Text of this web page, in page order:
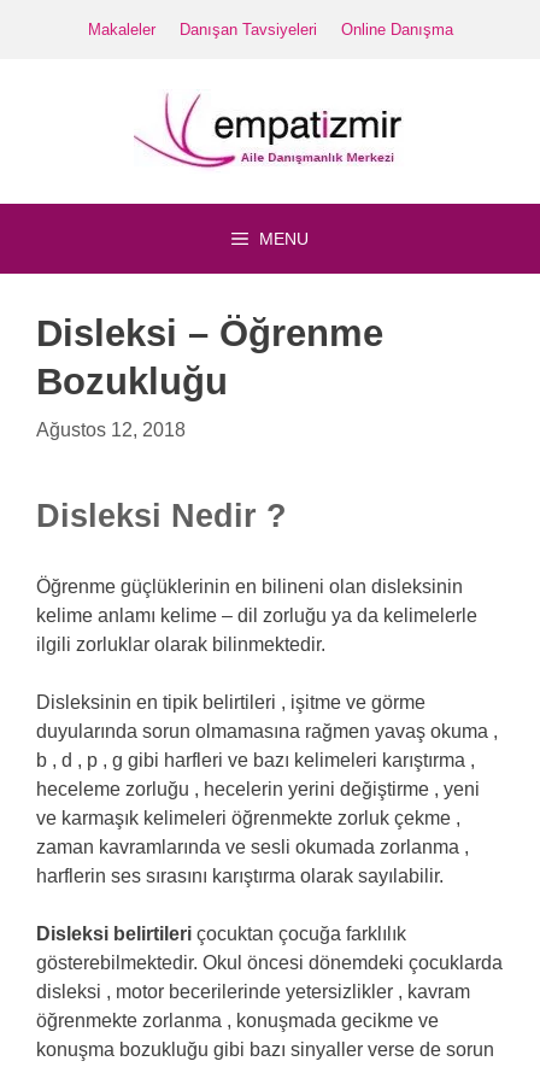
Makaleler Danışan Tavsiyeleri Online Danışma
MENU
Disleksi – Öğrenme
Bozukluğu
Ağustos 12, 2018
Disleksi Nedir ?
Öğrenme güçlüklerinin en bilineni olan disleksinin
kelime anlamı kelime – dil zorluğu ya da kelimelerle
ilgili zorluklar olarak bilinmektedir.
Disleksinin en tipik belirtileri , işitme ve görme
duyularında sorun olmamasına rağmen yavaş okuma ,
b , d , p , g gibi harfleri ve bazı kelimeleri karıştırma ,
heceleme zorluğu , hecelerin yerini değiştirme , yeni
ve karmaşık kelimeleri öğrenmekte zorluk çekme ,
zaman kavramlarında ve sesli okumada zorlanma ,
harflerin ses sırasını karıştırma olarak sayılabilir.
Disleksi belirtileri çocuktan çocuğa farklılık
gösterebilmektedir. Okul öncesi dönemdeki çocuklarda
disleksi , motor becerilerinde yetersizlikler , kavram
öğrenmekte zorlanma , konuşmada gecikme ve
konuşma bozukluğu gibi bazı sinyaller verse de sorun